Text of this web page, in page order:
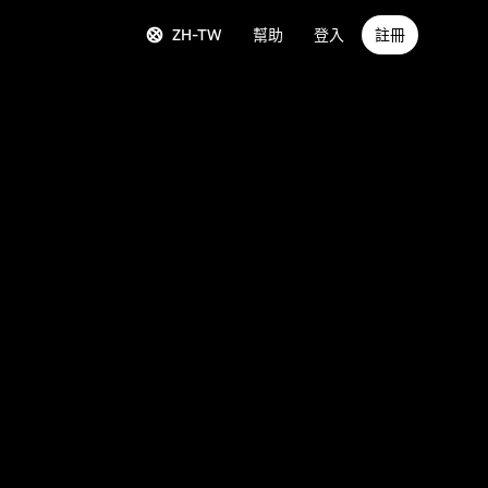
ZH-TW 幫助 登入 註冊